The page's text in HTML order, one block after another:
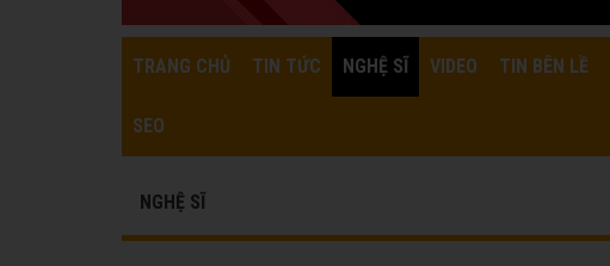
TRANG CHỦ TIN TỨC NGHỆ SĨ VIDEO TIN BÊN LỀ
SEO
NGHỆ SĨ